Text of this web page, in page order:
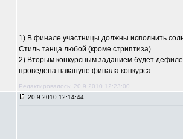
1) В финале участницы должны исполнить
Стиль танца любой (кроме стриптиза).
2) Вторым конкурсным заданием будет
проведена накануне финала конкурса.
Редактировалось: 20.9.2010 12:23:00
20.9.2010 12:14:44